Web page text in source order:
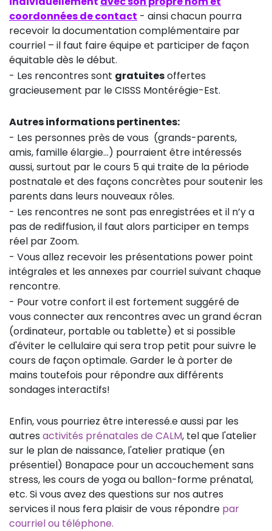
coordonnées de contact - ainsi chacun pourra
recevoir la documentation complémentaire par
courriel – il faut faire équipe et participer de façon
équitable dès le début.
- Les rencontres sont gratuitesoffertes
gracieusement par le CISSS Montérégie-Est.
Autres informations pertinentes:
- Les personnes près de vous (grands-parents,
amis, famille élargie...) pourraient être intéressés
aussi, surtout par le cours 5 qui traite de la période
postnatale et des façons concrètes pour soutenir les
parents dans leurs nouveaux rôles.
- Les rencontres ne sont pas enregistrées et il n’y a
pas de rediffusion, il faut alors participer en temps
réel par Zoom.
- Vous allez recevoir les présentations power point
intégrales et les annexes par courriel suivant chaque
rencontre.
- Pour votre confort il est fortement suggéré de
vous connecter aux rencontres avec un grand écran
(ordinateur, portable ou tablette) et si possible
d'éviter le cellulaire qui sera trop petit pour suivre le
cours de façon optimale. Garder le à porter de
mains toutefois pour répondre aux différents
sondages interactifs!
Enfin, vous pourriez être interessé.e aussi par les
autres activités prénatales de CALM, tel que l'atelier
sur le plan de naissance, l'atelier pratique (en
présentiel) Bonapace pour un accouchement sans
stress, les cours de yoga ou ballon-forme prénatal,
etc. Si vous avez des questions sur nos autres
services il nous fera plaisir de vous répondre par
courriel ou téléphone.